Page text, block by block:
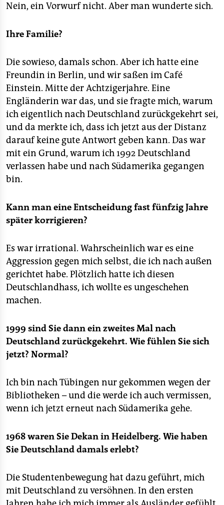
Nein, ein Vorwurf nicht. Aber man wunderte sich.
Ihre Familie?
Die sowieso, damals schon. Aber ich hatte eine
Freundin in Berlin, und wir saßen im Café
Einstein. Mitte der Achtzigerjahre. Eine
Engländerin war das, und sie fragte mich, warum
ich eigentlich nach Deutschland zurückgekehrt sei,
und da merkte ich, dass ich jetzt aus der Distanz
darauf keine gute Antwort geben kann. Das war
mit ein Grund, warum ich 1992 Deutschland
verlassen habe und nach Südamerika gegangen
bin.
Kann man eine Entscheidung fast fünfzig Jahre
später korrigieren?
Es war irrational. Wahrscheinlich war es eine
Aggression gegen mich selbst, die ich nach außen
gerichtet habe. Plötzlich hatte ich diesen
Deutschlandhass, ich wollte es ungeschehen
machen.
1999 sind Sie dann ein zweites Mal nach
Deutschland zurückgekehrt. Wie fühlen Sie sich
jetzt? Normal?
Ich bin nach Tübingen nur gekommen wegen der
Bibliotheken – und die werde ich auch vermissen,
wenn ich jetzt erneut nach Südamerika gehe.
1968 waren Sie Dekan in Heidelberg. Wie haben
Sie Deutschland damals erlebt?
Die Studentenbewegung hat dazu geführt, mich
mit Deutschland zu versöhnen. In den ersten